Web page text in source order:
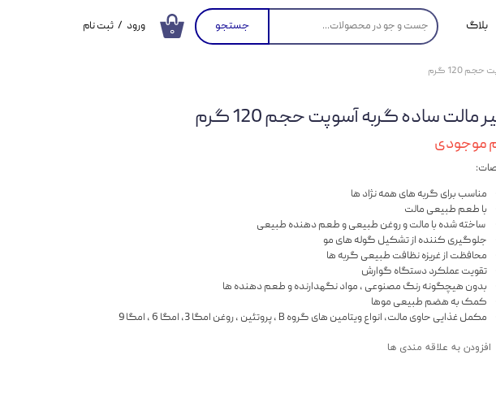
۰ جستجو
دامپزشکی
بلاگ ورود / ثبت نام
120 گرم
مالت ساده گربه آسوپت حجم 120 گرم
موجودی
مناسب برای گربه های همه نژاد ها
با طعم طبیعی مالت
ساخته شده با مالت و روغن طبیعی و طعم دهنده طبیعی
جلوگیری کننده از تشکیل گوله های مو
محافظت از غریزه نظافت طبیعی گربه ها
تقویت عملکرد دستگاه گوارش
بدون هیچگونه رنگ مصنوعی ، مواد نگهدارنده و طعم دهنده ها
کمک به هضم طبیعی موها
مکمل غذایی حاوی مالت، انواع ویتامین های گروه B ، پروتئین ، روغن امگا 3، امگا 6 ، امگا 9
افزودن به علاقه مندی ها